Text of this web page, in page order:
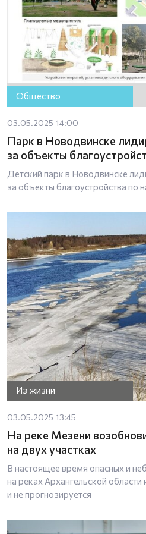
Общество
03.05.2025 14:00
Парк в Новодвинске
за объекты
Детский парк в Новодвинске
за объекты благоустройства по
Из жизни
03.05.2025 13:45
На реке Мезени
на двух участках
В настоящее время опасных и
на реках Архангельской
и не прогнозируется